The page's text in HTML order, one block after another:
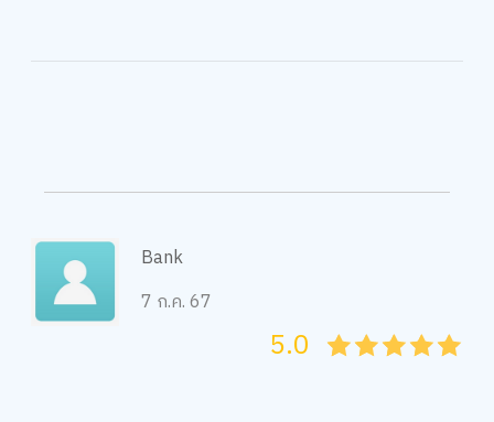
Bank
7 ก.ค. 67
45
4
35
3
25
2
15
1
05
5.0